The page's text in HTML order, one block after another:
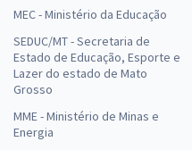
MEC - Ministério da Educação
SEDUC/MT - Secretaria de
Estado de Educação, Esporte e
Lazer do estado de Mato
Grosso
MME - Ministério de Minas e
Energia